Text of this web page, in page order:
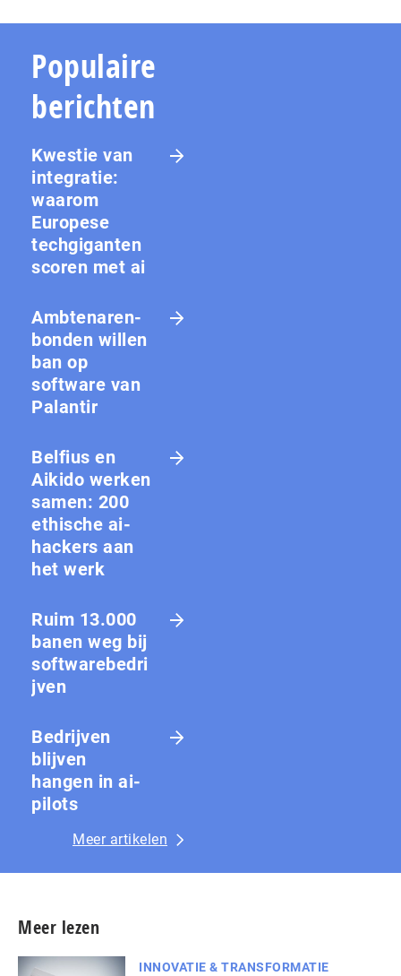
Populaire
berichten
Kwestie van
integratie:
waarom
Europese
techgiganten
scoren met ai
Amb­te­na­ren­
bon­den willen
ban op
software van
Palantir
Belfius en
Aikido werken
samen: 200
ethische ai-
hackers aan
het werk
Ruim 13.000
banen weg bij
softwarebedri
jven
Bedrijven
blijven
hangen in ai-
pilots
Meer artikelen
Meer lezen
INNOVATIE & TRANSFORMATIE